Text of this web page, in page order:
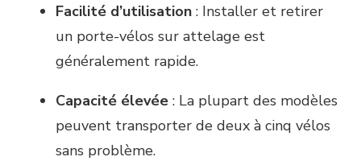
Facilité d’utilisation : Installer et retirer
un porte-vélos sur attelage est
généralement rapide.
Capacité élevée : La plupart des modèles
peuvent transporter de deux à cinq vélos
sans problème.